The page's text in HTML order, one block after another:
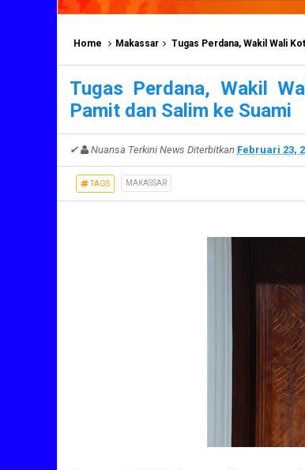
Home Makassar Tugas Perdana, Wakil Wali
Tugas Perdana, Wakil
Pamit dan Salim ke Suami
✔ Nuansa Terkini News Diterbitkan Februari 23,
TAGS MAKASSAR